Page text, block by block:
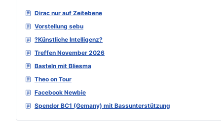
Dirac nur auf Zeitebene
Vorstellung sebu
?Künstliche Intelligenz?
Treffen November 2026
Basteln mit Bliesma
Theo on Tour
Facebook Newbie
Spendor BC1 (Gemany) mit Bassunterstützung